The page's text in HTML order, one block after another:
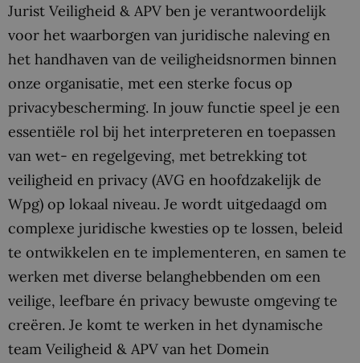
Jurist Veiligheid & APV ben je verantwoordelijk
voor het waarborgen van juridische naleving en
het handhaven van de veiligheidsnormen binnen
onze organisatie, met een sterke focus op
privacybescherming. In jouw functie speel je een
essentiële rol bij het interpreteren en toepassen
van wet- en regelgeving, met betrekking tot
veiligheid en privacy (AVG en hoofdzakelijk de
Wpg) op lokaal niveau. Je wordt uitgedaagd om
complexe juridische kwesties op te lossen, beleid
te ontwikkelen en te implementeren, en samen te
werken met diverse belanghebbenden om een
veilige, leefbare én privacy bewuste omgeving te
creëren. Je komt te werken in het dynamische
team Veiligheid & APV van het Domein